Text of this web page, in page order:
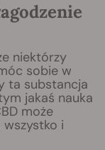
niektórzy
sobie w
ta substancja
jakaś nauka
może
i